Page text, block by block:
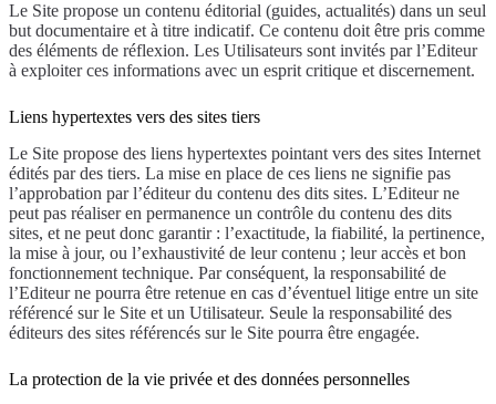
Le Site propose un contenu éditorial (guides, actualités) dans un seul
but documentaire et à titre indicatif. Ce contenu doit être pris comme
des éléments de réflexion. Les Utilisateurs sont invités par l’Editeur
à exploiter ces informations avec un esprit critique et discernement.
Liens hypertextes vers des sites tiers
Le Site propose des liens hypertextes pointant vers des sites Internet
édités par des tiers. La mise en place de ces liens ne signifie pas
l’approbation par l’éditeur du contenu des dits sites. L’Editeur ne
peut pas réaliser en permanence un contrôle du contenu des dits
sites, et ne peut donc garantir : l’exactitude, la fiabilité, la pertinence,
la mise à jour, ou l’exhaustivité de leur contenu ; leur accès et bon
fonctionnement technique. Par conséquent, la responsabilité de
l’Editeur ne pourra être retenue en cas d’éventuel litige entre un site
référencé sur le Site et un Utilisateur. Seule la responsabilité des
éditeurs des sites référencés sur le Site pourra être engagée.
La protection de la vie privée et des données personnelles